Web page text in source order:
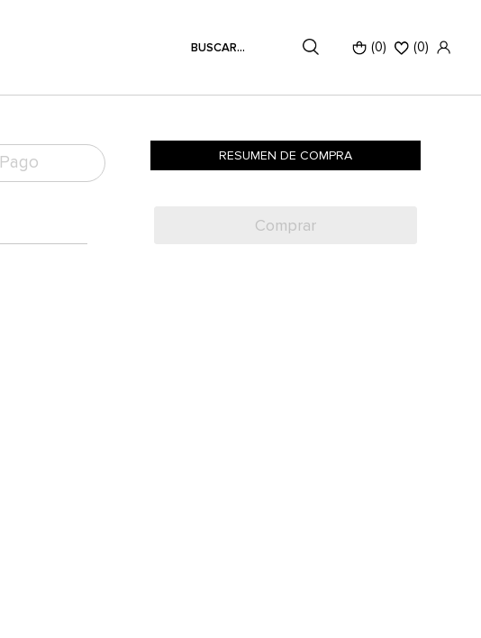
(0) (0)
Pago RESUMEN DE COMPRA
Comprar